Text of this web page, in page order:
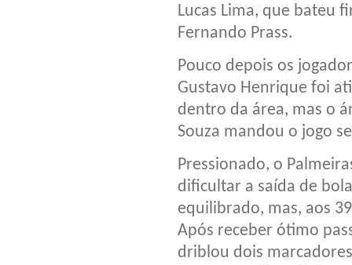
Lucas Lima, que bateu
Fernando Prass.
Pouco depois os
Gustavo Henrique foi
dentro da área, mas o
Souza mandou o jogo
Pressionado, o
dificultar a saída de
equilibrado, mas, aos
Após receber ótimo
driblou dois